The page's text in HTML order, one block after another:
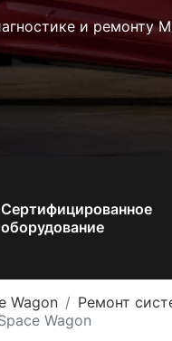
и ремонту
Сертифицированное
оборудование
Wagon
Ремонт
Wagon